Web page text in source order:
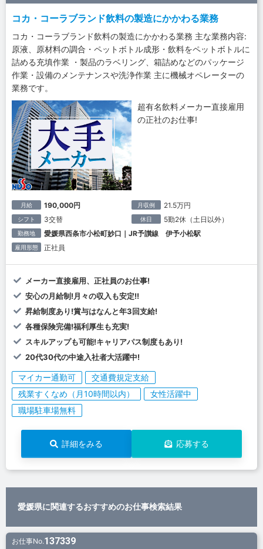
コカ・コーラブランド飲料の製造にかかわる業務
コカ・コーラブランド飲料の製造にかかわる業務 主な業務内容:
原液、原材料の調合・ペットボトル成形・飲料をペットボトルに
詰める充填作業 ・製品のラベリング、箱詰めなどのパッケージ
作業・設備のメンテナンスや洗浄作業 主に機械オペレーターの
業務です。
超有名飲料メーカー直接雇用
の正社のお仕事!
月給 190,000円 月収例 21.5万円
シフト 3交替 休日 5勤2休（土日以外）
勤務地 愛媛県西条市小松町妙口｜JR予讃線 伊予小松駅
雇用形態 正社員
メーカー直接雇用、正社員のお仕事!
安心の月給制!月々の収入も安定!!
昇給制度あり!賞与はなんと年3回支給!
各種保険完備!福利厚生も充実!
スキルアップも可能!キャリアパス制度もあり!
20代30代の中途入社者大活躍中!
マイカー通勤可
交通費規定支給
残業すくなめ（月10時間以内）
女性活躍中
職場駐車場無料
詳細をみる 応募する
愛媛県に関連するおすすめのお仕事検索結果
お仕事No.137339